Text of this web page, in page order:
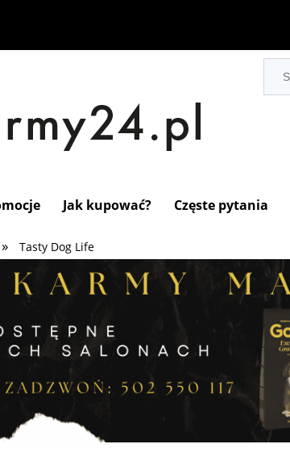
Jak kupować? Częste pytania
» Tasty Dog Life